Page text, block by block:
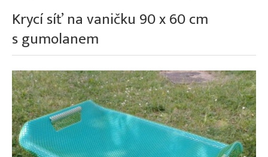
O firmě
Kontakt
Krycí síť na vaničku 90 x 60 cm
s gumolanem